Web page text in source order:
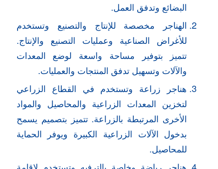
البضائع وتدفق العمل.
الهناجر مخصصة للإنتاج والتصنيع وتستخدم
للأغراض الصناعية وعمليات التصنيع والإنتاج.
تتميز بتوفير مساحة واسعة لوضع المعدات
والآلات وتسهيل تدفق المنتجات والعمليات.
هناجر زراعة وتستخدم في القطاع الزراعي
لتخزين المعدات الزراعية والمحاصيل والمواد
الأخرى المرتبطة بالزراعة. تتميز بتصميم يسمح
بدخول الآلات الزراعية الكبيرة ويوفر الحماية
للمحاصيل.